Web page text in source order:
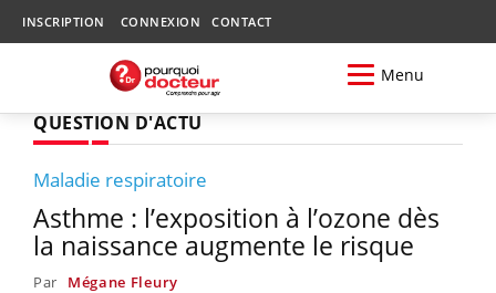
INSCRIPTION CONNEXION CONTACT
Menu
QUESTION D'ACTU
Maladie respiratoire
Asthme : l’exposition à l’ozone dès
la naissance augmente le risque
Par Mégane Fleury